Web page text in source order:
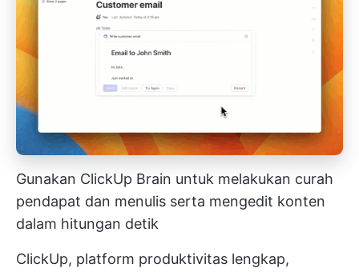
Gunakan ClickUp Brain untuk melakukan curah
pendapat dan menulis serta mengedit konten
dalam hitungan detik
ClickUp, platform produktivitas lengkap,